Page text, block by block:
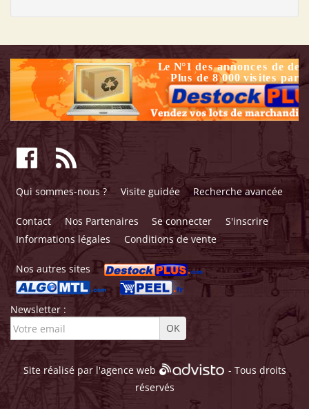
Qui sommes-nous ? Visite guidée Recherche avancée
Contact Nos Partenaires Se connecter
S'inscrire
Informations légales
Conditions de vente
Nos autres sites
Newsletter :
Site réalisé par l'agence web
- Tous droits
réservés